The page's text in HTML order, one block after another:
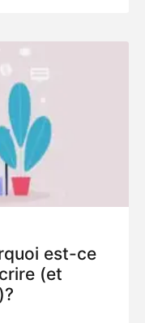
est-ce
(et